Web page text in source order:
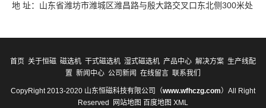
地 址：山东省潍坊市潍城区潍昌路与殷大路交叉口东北侧300米处
首页 关于恒磁 磁选机 干式磁选机 湿式磁选机 产品中心 解决方案 生产线配
置 新闻中心 公司新闻 在线留言 联系我们
CopyRight 2013-2020 山东恒磁科技有限公司（www.wfhczg.com）All Right
Reserved
网站地图 百度地图 XML